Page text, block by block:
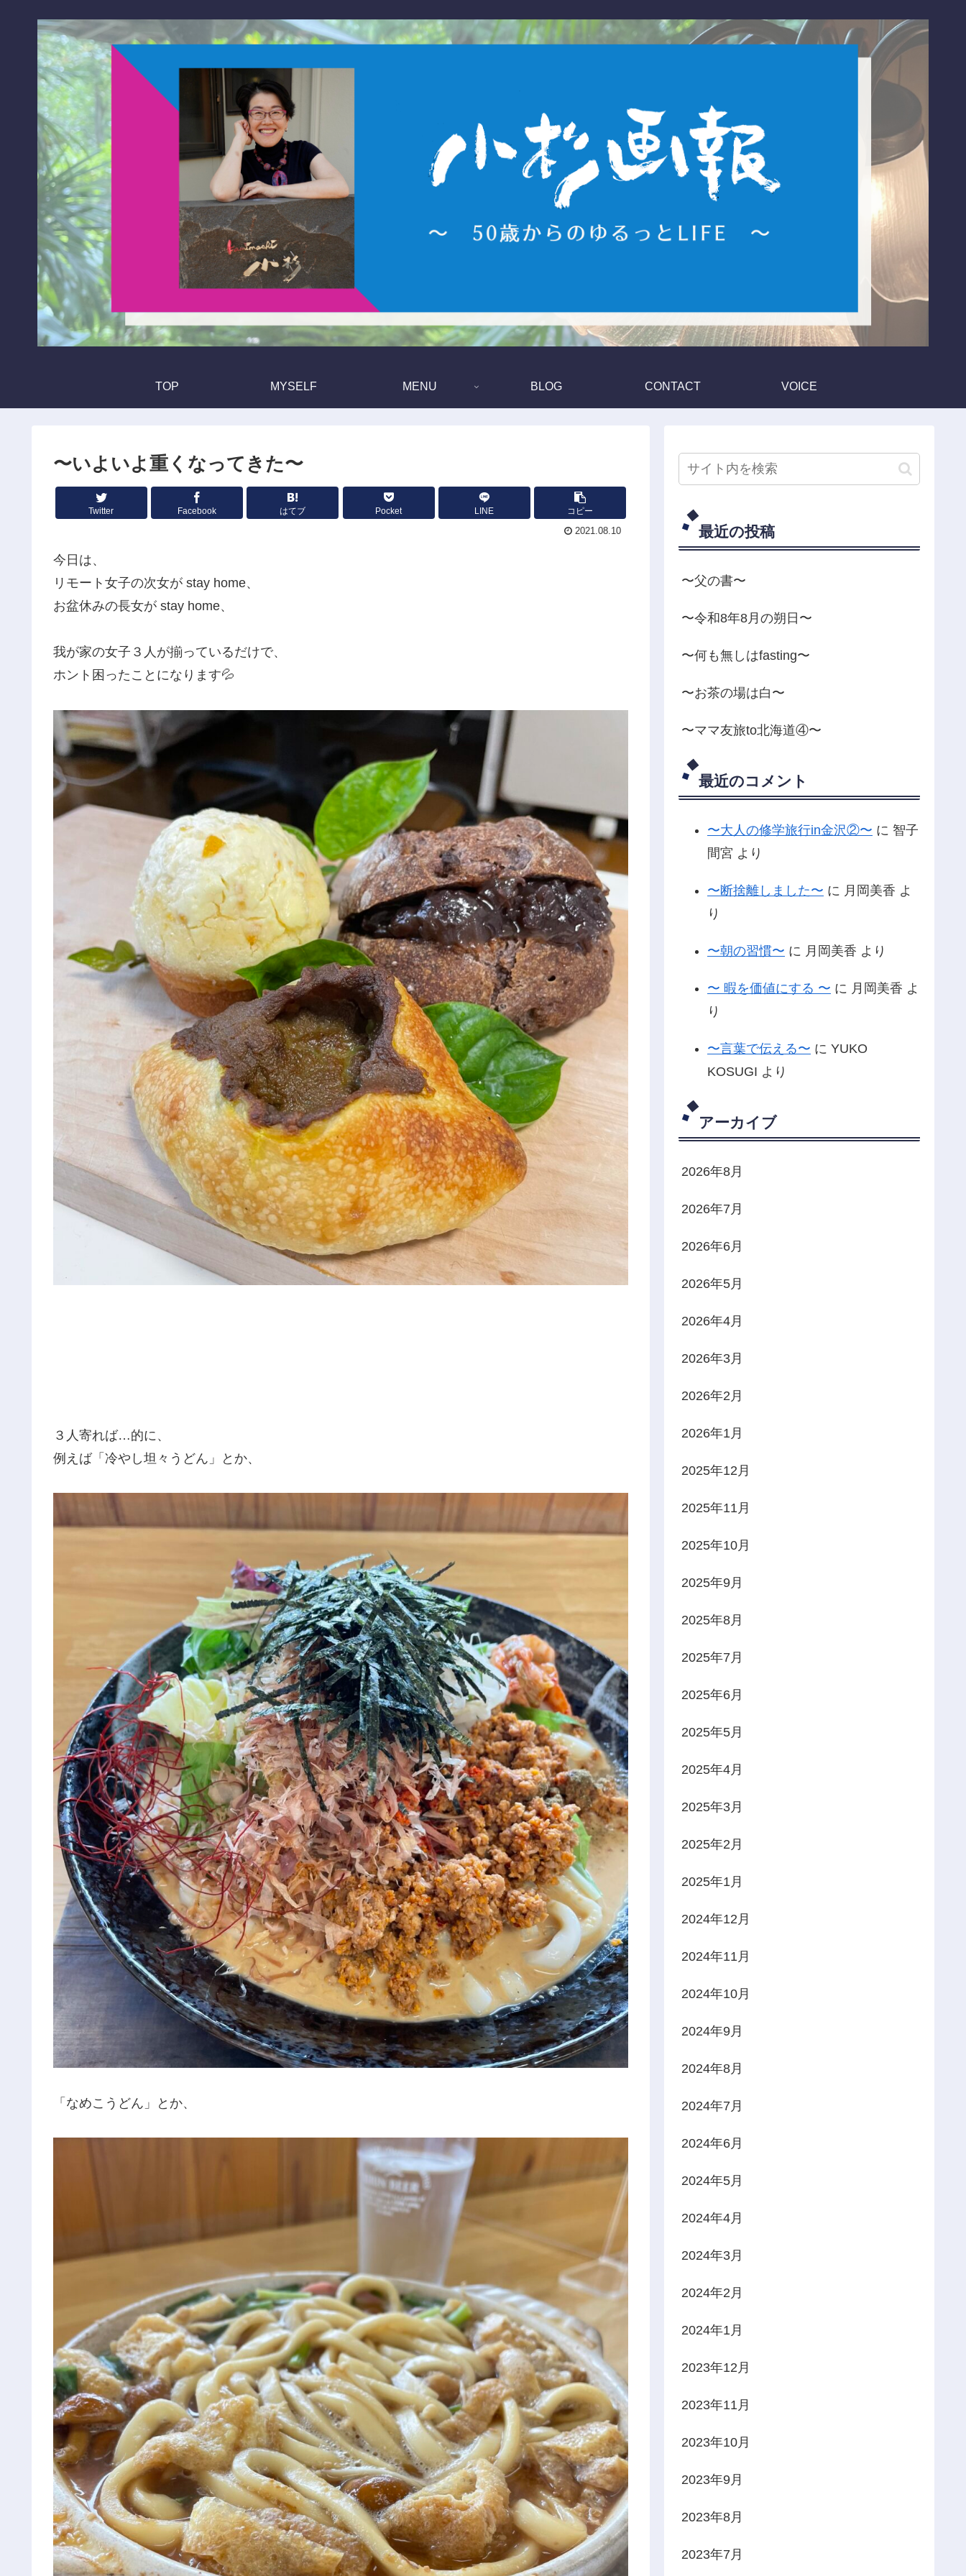
TOP MYSELF MENU BLOG CONTACT VOICE
〜いよいよ重くなってきた〜
Twitter Facebook はてブ Pocket LINE コピー
2021.08.10
今日は、
リモート女子の次女が stay home、
お盆休みの長女が stay home、
我が家の女子３人が揃っているだけで、
ホント困ったことになります💦
３人寄れば…的に、
例えば「冷やし坦々うどん」とか、
「なめこうどん」とか、
最近の投稿
〜父の書〜
〜令和8年8月の朔日〜
〜何も無しはfasting〜
〜お茶の場は白〜
〜ママ友旅to北海道④〜
最近のコメント
〜大人の修学旅行in金沢②〜 に 智子
間宮 より
〜断捨離しました〜 に 月岡美香 よ
り
〜朝の習慣〜 に 月岡美香 より
〜 暇を価値にする 〜 に 月岡美香 よ
り
〜言葉で伝える〜 に YUKO
KOSUGI より
アーカイブ
2026年8月
2026年7月
2026年6月
2026年5月
2026年4月
2026年3月
2026年2月
2026年1月
2025年12月
2025年11月
2025年10月
2025年9月
2025年8月
2025年7月
2025年6月
2025年5月
2025年4月
2025年3月
2025年2月
2025年1月
2024年12月
2024年11月
2024年10月
2024年9月
2024年8月
2024年7月
2024年6月
2024年5月
2024年4月
2024年3月
2024年2月
2024年1月
2023年12月
2023年11月
2023年10月
2023年9月
2023年8月
2023年7月